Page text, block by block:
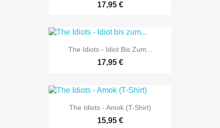
17,95 €
The Idiots - Idiot Bis Zum...
17,95 €
The Idiots - Amok (T-Shirt)
15,95 €